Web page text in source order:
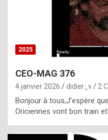
2025
CEO-MAG 376
4 janvier 2026 didier_v 2
Bonjour à tous,J’espère
Oriciennes vont bon train et